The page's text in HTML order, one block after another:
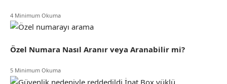
4 Minimum Okuma
Özel Numara Nasıl Aranır veya Aranabilir mi?
5 Minimum Okuma